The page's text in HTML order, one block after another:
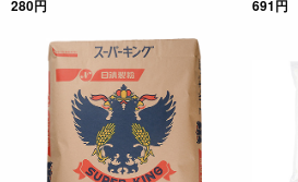
280円 691円